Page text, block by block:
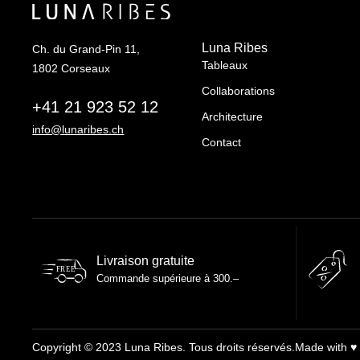
Ch. du Grand-Pin 11,
1802 Corseaux
+41 21 923 52 12
info@lunaribes.ch
Luna Ribes
Tableaux
Collaborations
Architecture
Contact
FREE
Livraison gratuite
Commande supérieure à 300.–
Copyright © 2023 Luna Ribes. Tous droits réservés. Made with ♥